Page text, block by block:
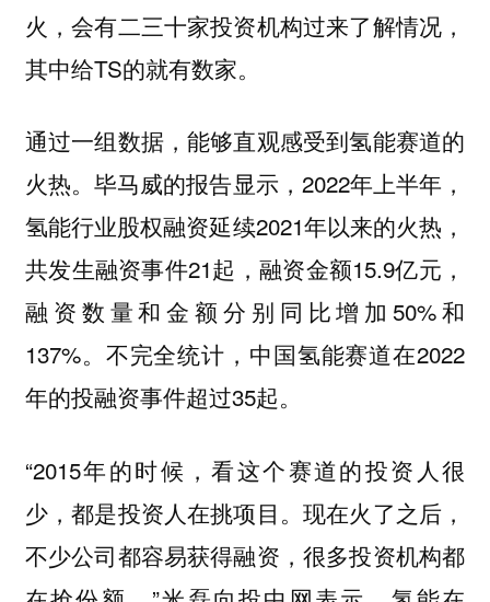
火，会有二三十家投资机构过来了解情况，
其中给TS的就有数家。
通过一组数据，能够直观感受到氢能赛道的
火热。毕马威的报告显示，2022年上半年，
氢能行业股权融资延续2021年以来的火热，
共发生融资事件21起，融资金额15.9亿元，
融资数量和金额分别同比增加50%和
137%。不完全统计，中国氢能赛道在2022
年的投融资事件超过35起。
“2015年的时候，看这个赛道的投资人很
少，都是投资人在挑项目。现在火了之后，
不少公司都容易获得融资，很多投资机构都